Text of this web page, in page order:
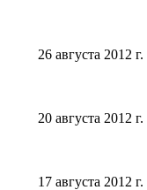
26 августа 2012 г.
20 августа 2012 г.
17 августа 2012 г.